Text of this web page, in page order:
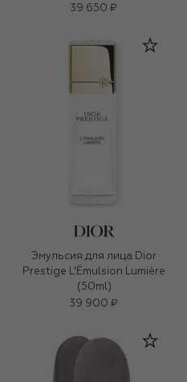
39 650 ₽
Эмульсия для лица Dior
Prestige L'Émulsion Lumière
(50ml)
39 900 ₽